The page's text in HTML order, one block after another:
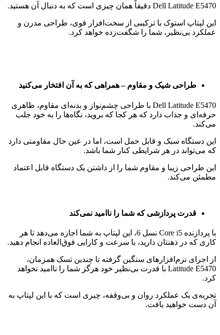
Dell Latitude E5470 دقیقاً همان چیزی است که به دنبال آن هستید.
این لپتاپ استوک با ترکیبی از سخت‌افزار قوی، طراحی مدرن و
عملکرد بی‌نظیر، شما را شگفت‌زده خواهد کرد.
طراحی شیک و مقاوم – همراهی که به آن افتخار می‌کنید
Dell Latitude E5470 با طراحی چشم‌نواز و بدنه‌ای مقاوم، ظاهری
حرفه‌ای و جذاب دارد که هر کجا که بروید، نگاه‌ها را به خود جلب
می‌کند.
این دستگاه سبک و قابل حمل است، اما در عین حال مقاومتی دارد
که می‌تواند در هر شرایطی کنار شما باشد.
این طراحی زیبا و مقاوم شما را از داشتن یک دستگاه قابل اعتماد
مطمئن می‌کند.
قدرت پردازشی که شما را ناامید نمی‌کند
با پردازنده Core i5 نسل 6، این لپتاپ به شما اجازه می‌دهد تا هر
کاری که در ذهنتان دارید، با سرعت و کارایی فوق‌العاده انجام دهید.
از اجرای نرم‌افزارهای سنگین گرفته تا چندین تسک همزمان،
Latitude E5470 با قدرت بی‌نظیر خود هرگز شما را ناامید نخواهد
کرد.
تجربه‌ی یک عملکرد روان و بی‌وقفه، چیزی است که با این لپتاپ به
آن دست خواهید یافت.